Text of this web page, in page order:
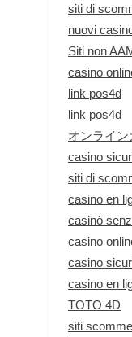
siti di
nuovi
Siti non
casino
link pos4d
link pos4d
オンライン
casino
siti di
casino en
casinò
casino
casino
casino en
TOTO 4D
siti